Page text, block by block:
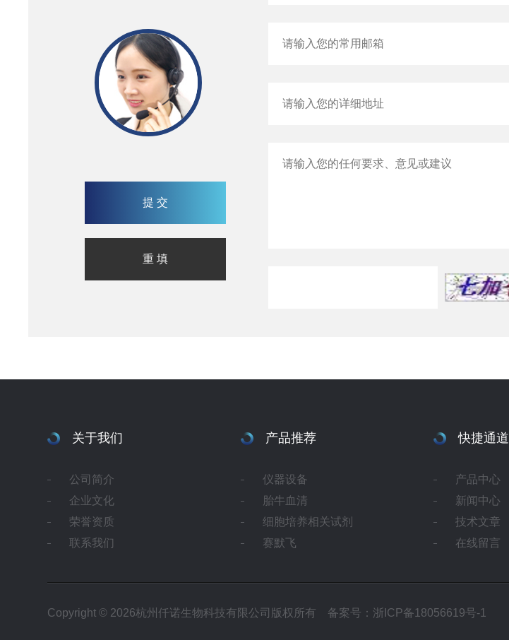
关于我们
公司简介
企业文化
荣誉资质
联系我们
产品推荐
仪器设备
胎牛血清
细胞培养相关试剂
赛默飞
快捷通道
产品中心
新闻中心
技术文章
在线留言
Copyright © 2026杭州仟诺生物科技有限公司版权所有 备案号：浙ICP备18056619号-1